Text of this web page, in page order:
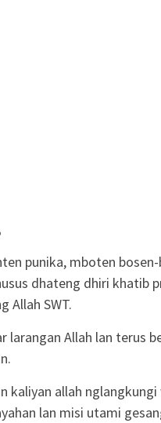
punika, mboten
dhateng dhiri khatib
Allah SWT.
larangan Allah lan terus
kaliyan allah
lan misi utami